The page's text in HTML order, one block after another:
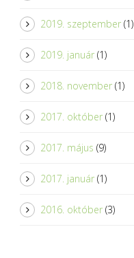
2019. szeptember (1)
2019. január (1)
2018. november (1)
2017. október (1)
2017. május (9)
2017. január (1)
2016. október (3)